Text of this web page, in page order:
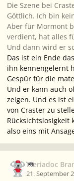
Die Szene bei
Göttlich. Ich bin
Aber für Mormont
verdient, hat alles
Und dann wird er
Das ist ein Ende
ihn kennengelernt
Gespür für die
Und er kann auch
zeigen. Und es ist
von Craster zu
Rücksichtslosigkeit
also eins mit
Meriadoc
21. September